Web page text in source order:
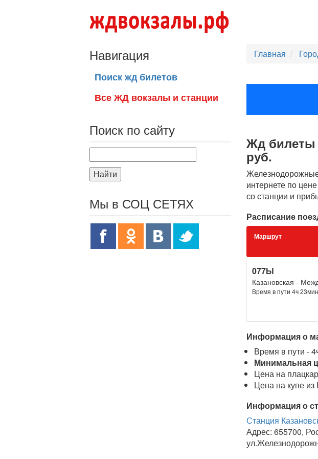
Главная
Жд билеты
руб.
интернете по
со станции и
Расписание
Маршрут
077Ы
Казановская -
Время в пути 4ч 23мин
Информация о
Время в пути -
Минимальная
Цена на
Цена на купе из
Информация о
Станция
Адрес: 655700,
Навигация
Поиск жд билетов
Все ЖД вокзалы и станции
Поиск по сайту
Найти
Мы в СОЦ СЕТЯХ